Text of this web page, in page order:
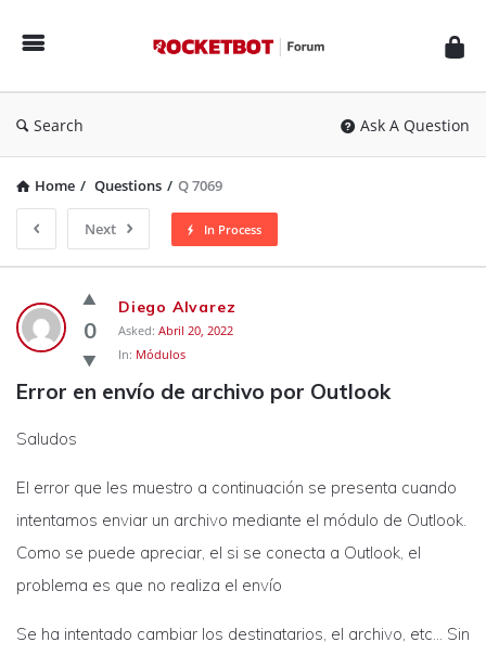
Forum
Search Ask A Question
Home / Questions / Q 7069
Next In Process
Rocketbot
Forum
Latest
Questions
0
Diego Alvarez
Asked: Abril 20, 2022
In: Módulos
Error en envío de archivo por Outlook
Saludos
El error que les muestro a continuación se presenta cuando
intentamos enviar un archivo mediante el módulo de Outlook.
Como se puede apreciar, el si se conecta a Outlook, el
problema es que no realiza el envío
Se ha intentado cambiar los destinatarios, el archivo, etc… Sin